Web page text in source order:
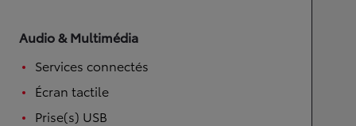
Audio & Multimédia
Services connectés
Écran tactile
Prise(s) USB